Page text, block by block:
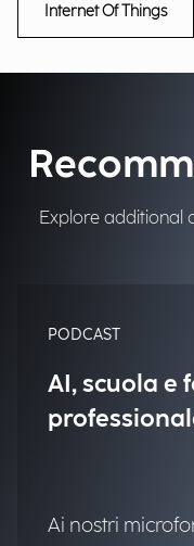
Internet Of Things
Explore additional
PODCAST
AI, scuola e
Ai nostri